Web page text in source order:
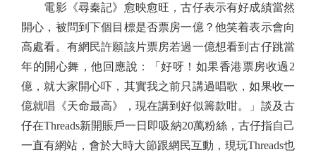
電影《尋秦記》愈映愈旺，古仔表示有好成績當然
開心，被問到下個目標是否票房一億？他笑着表示會向
高處看。有網民許願該片票房若過一億想看到古仔跳當
年的開心舞，他回應說：「好呀！如果香港票房收過2
億，就大家開心吓，其實我之前只講過唱歌，如果收一
億就唱《天命最高》，現在講到好似籌款咁。」談及古
仔在Threads新開賬戶一日即吸納20萬粉絲，古仔指自己
一直有網站，會於大時大節跟網民互動，現玩Threads也